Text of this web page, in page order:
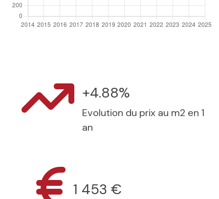
+4.88%
Evolution du prix au m2 en 1
an
1 453 €